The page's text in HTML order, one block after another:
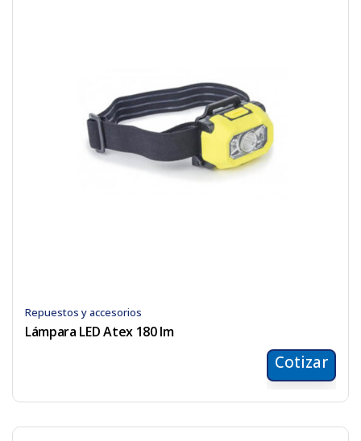
Repuestos y accesorios
Lámpara LED Atex 180 lm
Cotizar